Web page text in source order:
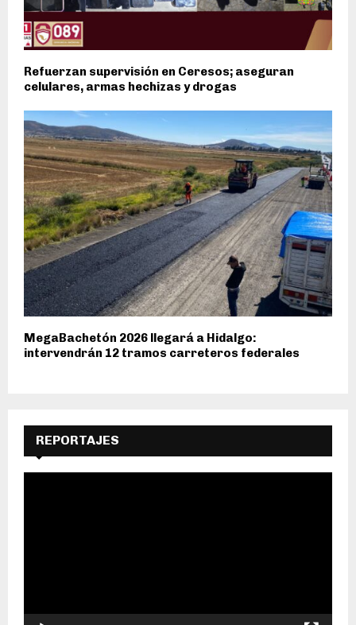
Refuerzan supervisión en Ceresos; aseguran
celulares, armas hechizas y drogas
MegaBachetón 2026 llegará a Hidalgo:
intervendrán 12 tramos carreteros federales
REPORTAJES
t